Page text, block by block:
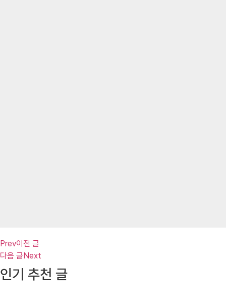
Prev이전 글
다음 글Next
인기 추천 글